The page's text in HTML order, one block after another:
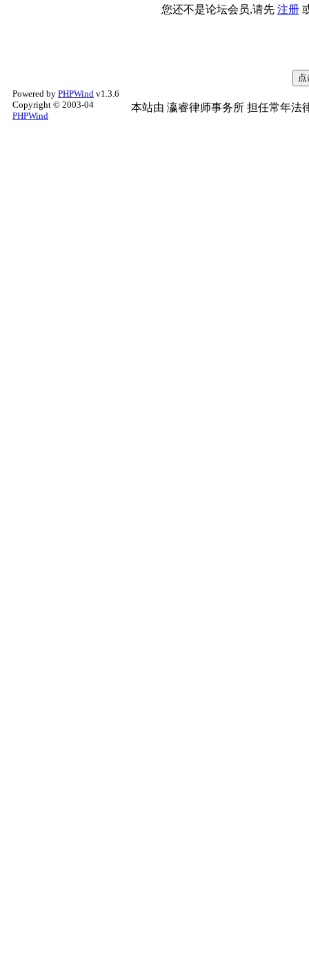
您还不是论坛会员,请先 注册
Powered by PHPWind v1.3.6
Copyright © 2003-04
PHPWind
本站由 瀛睿律师事务所 担任常年法